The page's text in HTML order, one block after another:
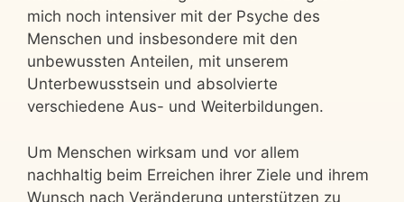
mich noch intensiver mit der Psyche des
Menschen und insbesondere mit den
unbewussten Anteilen, mit unserem
Unterbewusstsein und absolvierte
verschiedene Aus- und Weiterbildungen.
Um Menschen wirksam und vor allem
nachhaltig beim Erreichen ihrer Ziele und ihrem
Wunsch nach Veränderung unterstützen zu